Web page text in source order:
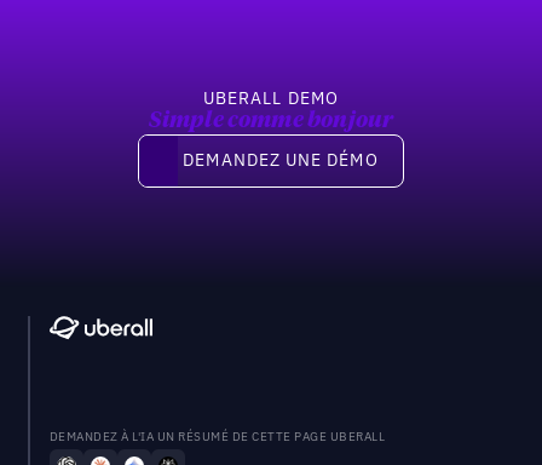
UBERALL DEMO
Simple comme bonjour
Demandez une démo
DEMANDEZ UNE DÉMO
DEMANDEZ À L'IA UN RÉSUMÉ DE CETTE PAGE UBERALL